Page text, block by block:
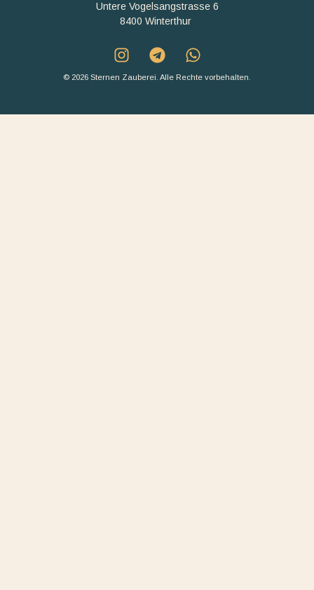
Untere Vogelsangstrasse 6
8400 Winterthur
© 2026 Sternen Zauberei. Alle Rechte vorbehalten.